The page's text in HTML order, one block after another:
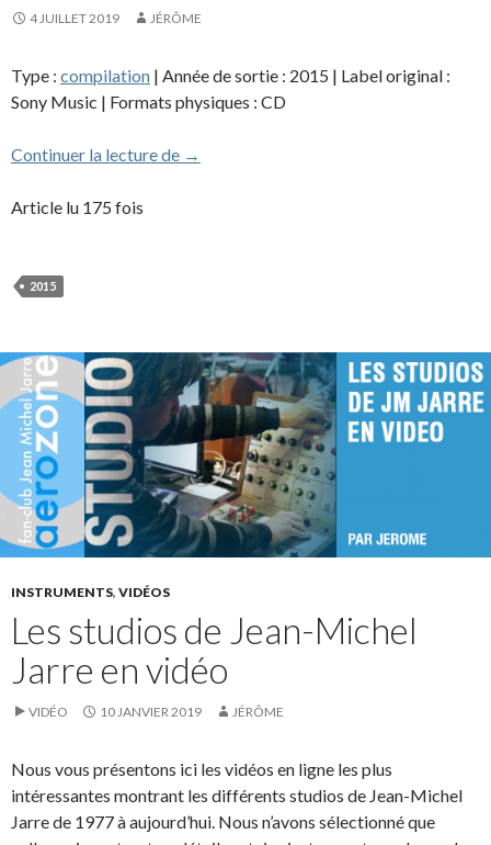
4 JUILLET 2019 JÉRÔME
Type : compilation | Année de sortie : 2015 | Label original :
Sony Music | Formats physiques : CD
Continuer la lecture de Essential recollection
→
Article lu 175 fois
2015
INSTRUMENTS, VIDÉOS
Les studios de Jean-Michel
Jarre en vidéo
VIDÉO 10 JANVIER 2019 JÉRÔME
Nous vous présentons ici les vidéos en ligne les plus
intéressantes montrant les différents studios de Jean-Michel
Jarre de 1977 à aujourd’hui. Nous n’avons sélectionné que